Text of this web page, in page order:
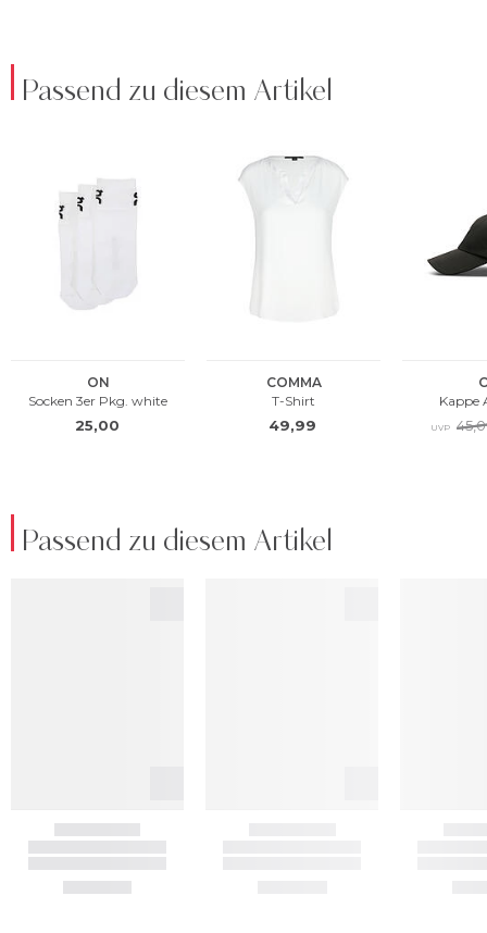
Passend zu diesem Artikel
Passend zu diesem Artikel